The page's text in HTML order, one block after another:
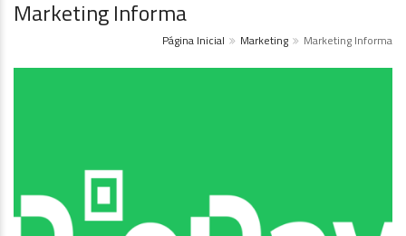
Marketing Informa
Página Inicial Marketing Marketing Informa